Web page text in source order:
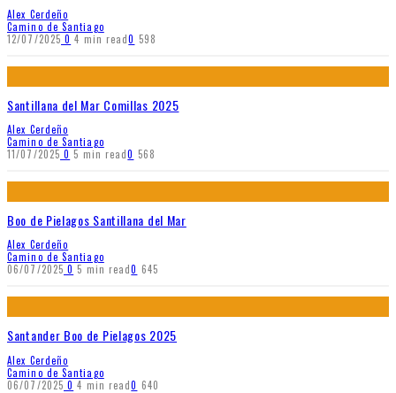
Alex Cerdeño
Camino de Santiago
12/07/2025 0 4 min read0 598
Santillana del Mar Comillas 2025
Alex Cerdeño
Camino de Santiago
11/07/2025 0 5 min read0 568
Boo de Pielagos Santillana del Mar
Alex Cerdeño
Camino de Santiago
06/07/2025 0 5 min read0 645
Santander Boo de Pielagos 2025
Alex Cerdeño
Camino de Santiago
06/07/2025 0 4 min read0 640